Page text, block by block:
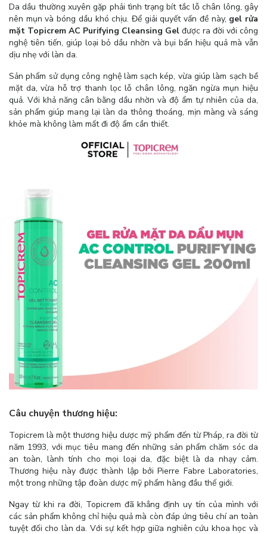
Da dầu thường xuyên gặp phải tình trạng bít tắc lỗ chân lông, gây
nên mụn và bóng dầu khó chịu. Để giải quyết vấn đề này, gel rửa
mặt Topicrem AC Purifying Cleansing Gel được ra đời với công
nghệ tiên tiến, giúp loại bỏ dầu nhờn và bụi bẩn hiệu quả mà vẫn
dịu nhẹ với làn da.
Sản phẩm sử dụng công nghệ làm sạch kép, vừa giúp làm sạch bề
mặt da, vừa hỗ trợ thanh lọc lỗ chân lông, ngăn ngừa mụn hiệu
quả. Với khả năng cân bằng dầu nhờn và độ ẩm tự nhiên của da,
sản phẩm giúp mang lại làn da thông thoáng, mịn màng và sáng
khỏe mà không làm mất đi độ ẩm cần thiết.
Câu chuyện thương hiệu:
Topicrem là một thương hiệu dược mỹ phẩm đến từ Pháp, ra đời từ
năm 1993, với mục tiêu mang đến những sản phẩm chăm sóc da
an toàn, lành tính cho mọi loại da, đặc biệt là da nhạy cảm.
Thương hiệu này được thành lập bởi Pierre Fabre Laboratories,
một trong những tập đoàn dược mỹ phẩm hàng đầu thế giới.
Ngay từ khi ra đời, Topicrem đã khẳng định uy tín của mình với
các sản phẩm không chỉ hiệu quả mà còn đáp ứng tiêu chí an toàn
tuyệt đối cho làn da. Với sự kết hợp giữa nghiên cứu khoa học và